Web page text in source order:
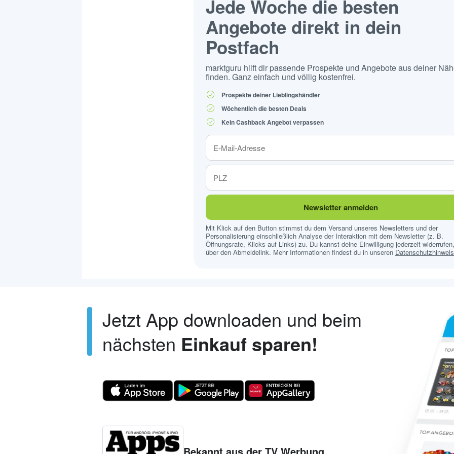
Jede Woche die besten
Angebote direkt in dein
Postfach
marktguru hilft dir passende Prospekte und Angebote aus deiner
finden. Ganz einfach und völlig kostenfrei.
Prospekte deiner Lieblingshändler
Wöchentlich die besten Deals
Kein Cashback Angebot verpassen
Newsletter anmelden
Mit Klick auf den Button stimmst du dem Versand unseres Newsletters und der
Personalisierung einschließlich Analyse der Interaktion mit dem Newsletter (z. B.
Öffnungsrate, Klicks auf Links) zu. Du kannst deine Einwilligung jederzeit
über den Abmeldelink. Mehr Informationen findest du in unseren
Jetzt App downloaden und beim
nächsten Einkauf sparen!
Bekannt aus der TV Werbung